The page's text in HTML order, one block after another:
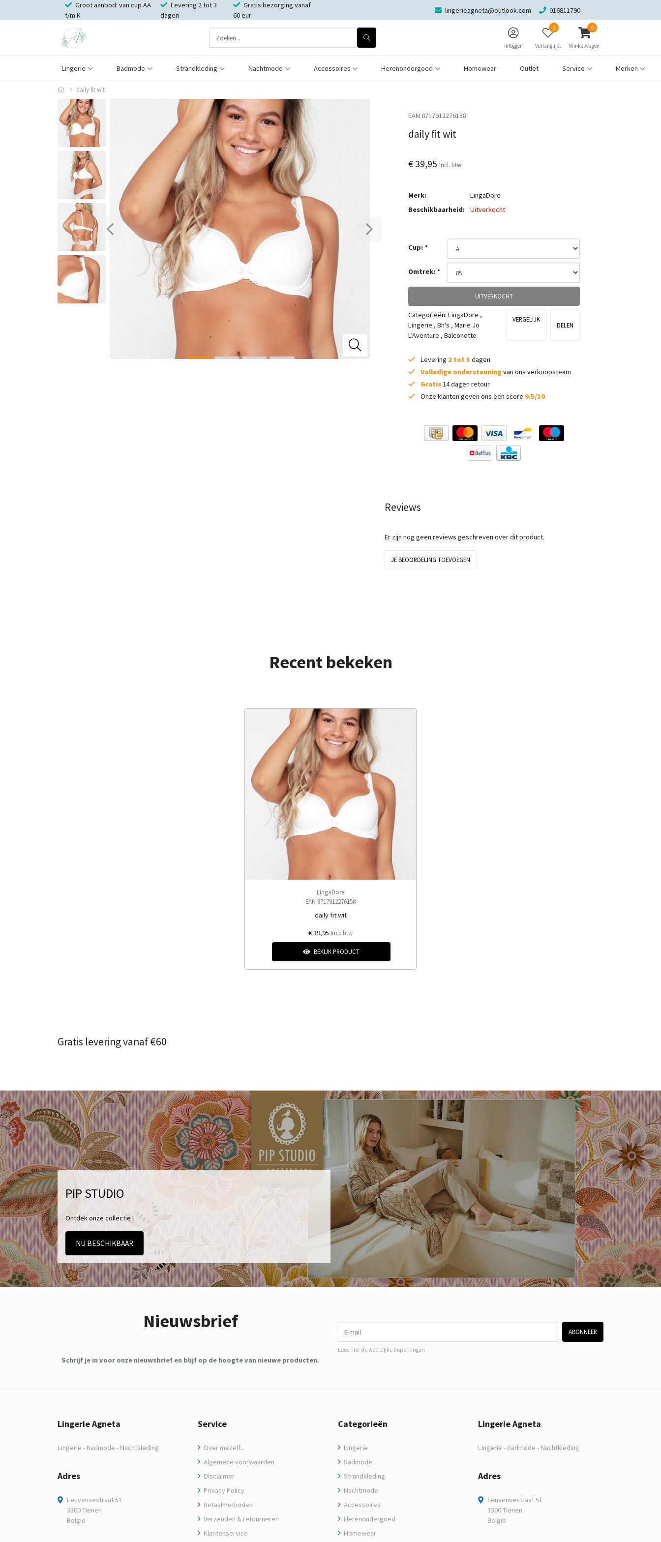
Groot aanbod: van cup AA
t/m K
Levering 2 tot 3
dagen
Gratis bezorging vanaf
60 eur
lingerieagneta@outlook.com 016811790
Inloggen
0
Verlanglijst
0
Winkelwagen
Lingerie Badmode Strandkleding Nachtmode Accessoires Herenondergoed Homewear Outlet Service Merken
daily fit wit
EAN 8717912276158
daily fit wit
€ 39,95 Incl. btw
Merk:
LingaDore
Beschikbaarheid:
Uitverkocht
Cup: *
Omtrek: *
UITVERKOCHT
Categorieën: LingaDore ,
Lingerie , Bh's , Marie Jo
L'Aventure , Balconette
VERGELIJK
DELEN
Levering 2 tot 3 dagen
Volledige ondersteuning van ons verkoopsteam
Gratis14 dagen retour
Onze klanten geven ons een score 9.5/10
Reviews
Er zijn nog geen reviews geschreven over dit product.
JE BEOORDELING TOEVOEGEN
Recent bekeken
LingaDore
EAN 8717912276158
daily fit wit
€ 39,95 Incl. btw
BEKIJK PRODUCT
Gratis levering vanaf €60
PIP STUDIO
Ontdek onze collectie !
NU BESCHIKBAAR
Nieuwsbrief
Schrijf je in voor onze nieuwsbrief en blijf op de hoogte van nieuwe producten.
E-mail
ABONNEER
Lees hier de wettelijke beperkingen
Lingerie Agneta
Lingerie - Badmode - Nachtkleding
Adres
Leuvensestraat 51
3300 Tienen
België
Service
Over mezelf...
Algemene voorwaarden
Disclaimer
Privacy Policy
Betaalmethoden
Verzenden & retourneren
Klantenservice
Categorieën
Lingerie
Badmode
Strandkleding
Nachtmode
Accessoires
Herenondergoed
Homewear
Lingerie Agneta
Lingerie - Badmode - Nachtkleding
Adres
Leuvensestraat 51
3300 Tienen
België